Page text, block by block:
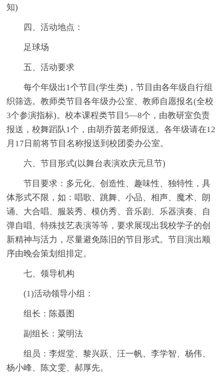
知)
四、活动地点：
足球场
五、活动要求
每个年级出1个节目(学生类)，节目由各年级自行组
织筛选。教师类节目各年级办公室、教师自愿报名(全校
3个参演指标)。校本课程类节目5—8个，由教研室负责
报送，校舞蹈队1个，由胡乔茵老师报送。各年级请在12
月17日前将节目名称报送到校团委办公室。
六、节目形式(以舞台表演欢庆元旦节)
节目要求：多元化、创造性、趣味性、独特性，具
体形式不限，如：唱歌、跳舞、小品、相声、魔术、朗
诵、大合唱、服装秀、模仿秀、音乐剧、乐器演奏、自
弹自唱、特殊技艺表演等等，要求展现出我校学子的创
新精神与活力，尽量避免陈旧的节目形式。节目演出顺
序由晚会策划组排定。
七、领导机构
(1)活动领导小组：
组长：陈聂图
副组长：粱明法
组员：李煜堂、黎兴跃、汪一帆、李学智、杨伟、
杨小峰、陈文雯、郝厚先。